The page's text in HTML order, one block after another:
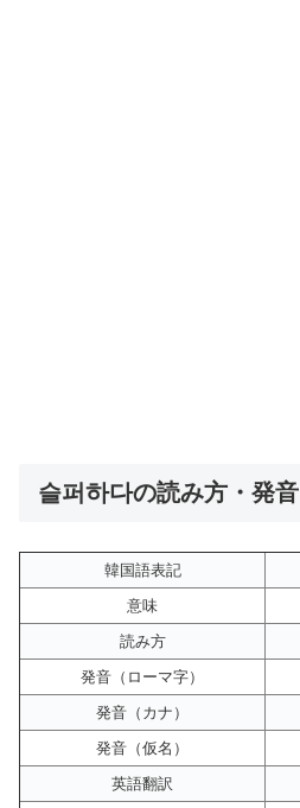
슬퍼하다の読み方・発音
韓国語表記
意味
読み方
発音（ローマ字）
発音（カナ）
発音（仮名）
英語翻訳